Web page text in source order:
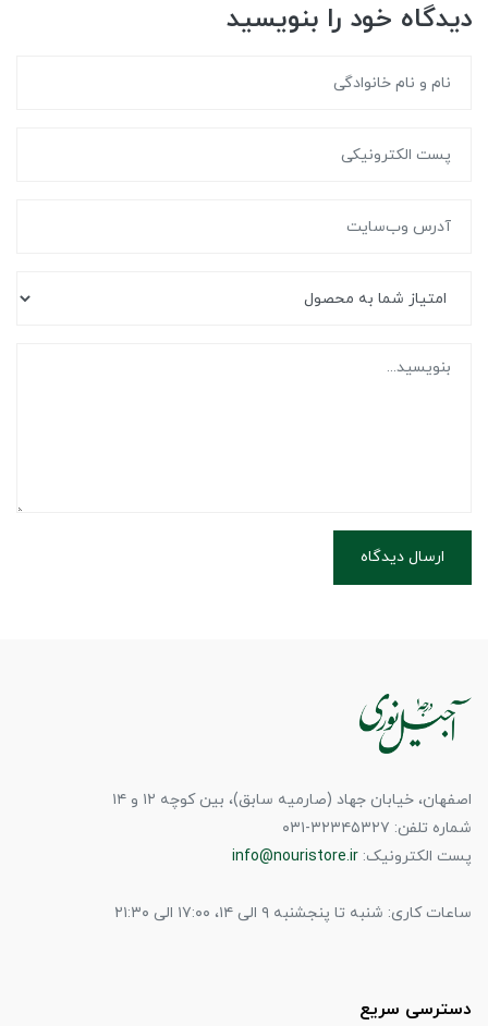
دیدگاه خود را بنویسید
ارسال دیدگاه
اصفهان، خیابان جهاد (صارمیه سابق)، بین کوچه ۱۲ و ۱۴
شماره تلفن: ۳۲۳۴۵۳۲۷-۰۳۱
پست الکترونیک: info@nouristore.ir
ساعات کاری: شنبه تا پنجشنبه ۹ الی ۱۴، ۱۷:۰۰ الی ۲۱:۳۰
دسترسی سریع